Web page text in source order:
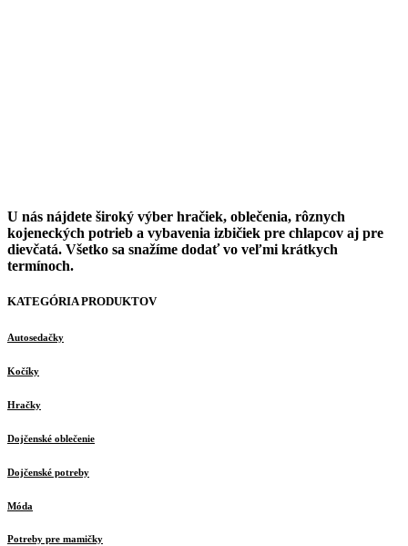
U nás nájdete široký výber hračiek, oblečenia, rôznych
kojeneckých potrieb a vybavenia izbičiek pre chlapcov aj pre
dievčatá. Všetko sa snažíme dodať vo veľmi krátkych
termínoch.
KATEGÓRIA PRODUKTOV
Autosedačky
Kočíky
Hračky
Dojčenské oblečenie
Dojčenské potreby
Móda
Potreby pre mamičky